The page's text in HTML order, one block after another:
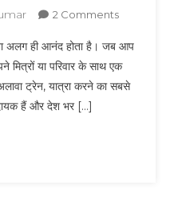
2 CommentsOn
स्टेशन
के
नाम
अलग ही आनंद होता है। जब आप
या परिवार के साथ एक
ट्रेन, यात्रा करने का सबसे
हैं और देश भर […]